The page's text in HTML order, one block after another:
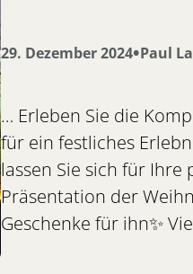
29. Dezember 2024•Paul
… Erleben Sie die
für ein festliches
lassen Sie sich für
Präsentation der
Geschenke für ihn✨